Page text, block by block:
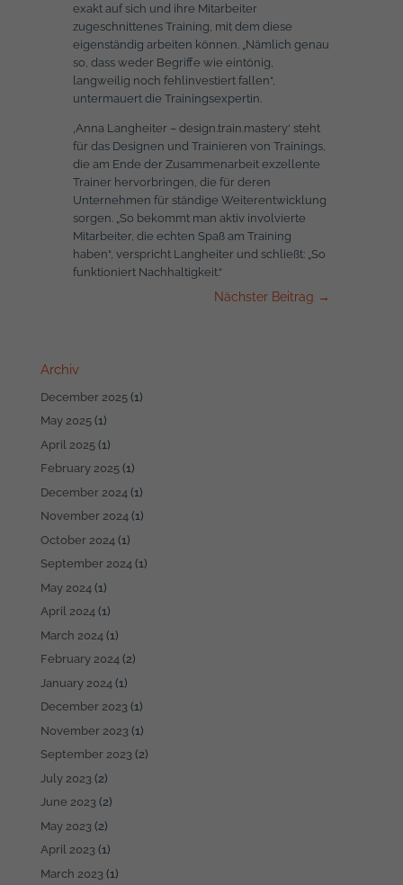
exakt auf sich und ihre Mitarbeiter
zugeschnittenes Training, mit dem diese
eigenständig arbeiten können. „Nämlich genau
so, dass weder Begriffe wie eintönig,
langweilig noch fehlinvestiert fallen“,
untermauert die Trainingsexpertin.
‚Anna Langheiter – design.train.mastery‘ steht
für das Designen und Trainieren von Trainings,
die am Ende der Zusammenarbeit exzellente
Trainer hervorbringen, die für deren
Unternehmen für ständige Weiterentwicklung
sorgen. „So bekommt man aktiv involvierte
Mitarbeiter, die echten Spaß am Training
haben“, verspricht Langheiter und schließt: „So
funktioniert Nachhaltigkeit.“
Nächster Beitrag →
Archiv
December 2025(1)
May 2025(1)
April 2025(1)
February 2025(1)
December 2024 (1)
November 2024(1)
October 2024 (1)
September 2024(1)
May 2024 (1)
April 2024(1)
March 2024 (1)
February 2024(2)
January 2024 (1)
December 2023(1)
November 2023 (1)
September 2023(2)
July 2023 (2)
June 2023(2)
May 2023 (2)
April 2023(1)
March 2023 (1)